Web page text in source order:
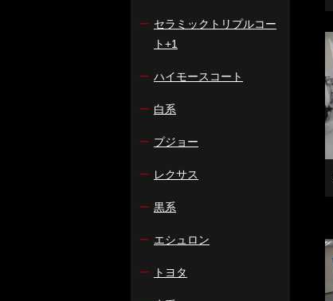
ー セラミックトリプルコー
ト+1
ー ハイモースコート
ー 白系
ー プジョー
ー レクサス
ー 黒系
ー エシュロン
ー トヨタ